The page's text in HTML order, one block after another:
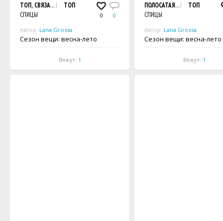
0 0
ТОП, СВЯЗАННЫЙ УЗОРОМ С ДЫРОЧКАМИ
ТОП
СПИЦЫ
Автор: Lana Grossa
Сезон вещи: весна-лето
Вяжут: 1
ПОЛОСАТАЯ ФУТБОЛКА,
ТОП
СПИЦЫ
Автор: Lana Grossa
Сезон вещи: весна-лето
Вяжут: 1